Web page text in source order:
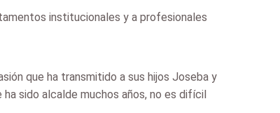
institucionales y a profesionales
que ha transmitido a sus hijos Joseba y
sido alcalde muchos años, no es difícil